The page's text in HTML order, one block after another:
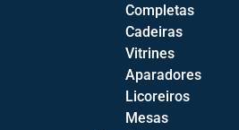
Completas
Cadeiras
Vitrines
Aparadores
Licoreiros
Mesas